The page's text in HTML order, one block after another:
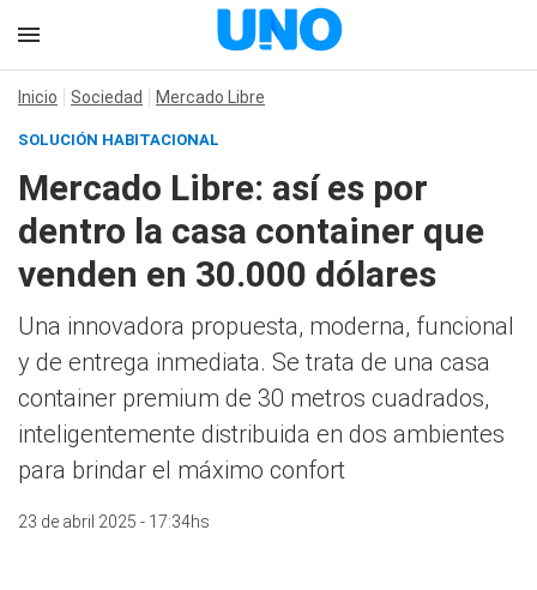
Inicio Sociedad Mercado Libre
SOLUCIÓN HABITACIONAL
Mercado Libre: así es por
dentro la casa container que
venden en 30.000 dólares
Una innovadora propuesta, moderna, funcional
y de entrega inmediata. Se trata de una casa
container premium de 30 metros cuadrados,
inteligentemente distribuida en dos ambientes
para brindar el máximo confort
23 de abril 2025 - 17:34hs